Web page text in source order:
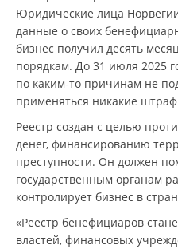
Юридические лица
данные о своих
бизнес получил десять
порядкам. До 31 июля 2025
по каким-то причинам не
применяться никакие
Реестр создан с целью
денег, финансированию
преступности. Он должен
государственным органам
контролирует бизнес в
«Реестр бенефициаров
властей, финансовых